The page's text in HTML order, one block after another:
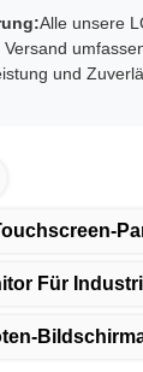
Alle unsere
und
Für